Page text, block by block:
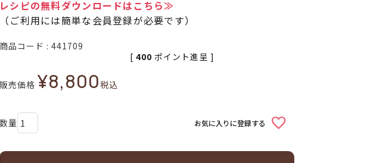
レシピの無料ダウンロードはこちら≫
（ご利用には簡単な会員登録が必要です）
商品コード 441709
販売価格 ¥8,800税込
[ 400 ポイント進呈 ]
お気に入りに登録する